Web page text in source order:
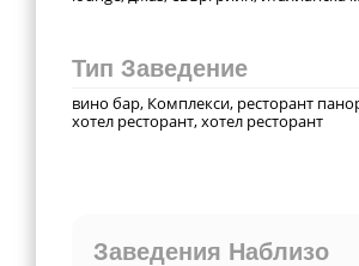
Тип Заведение
вино бар, Комплекси, ресторант
хотел ресторант, хотел ресторант
Заведения Наблизо